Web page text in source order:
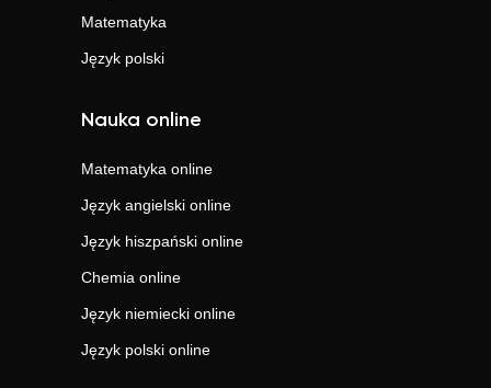
Matematyka
Język polski
Nauka online
Matematyka online
Język angielski online
Język hiszpański online
Chemia online
Język niemiecki online
Język polski online